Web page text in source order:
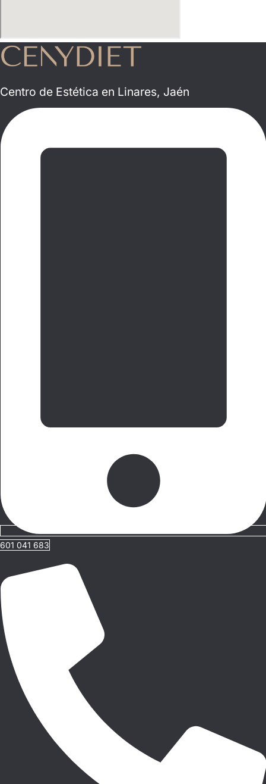
Centro de Estética en Linares, Jaén
601 041 683